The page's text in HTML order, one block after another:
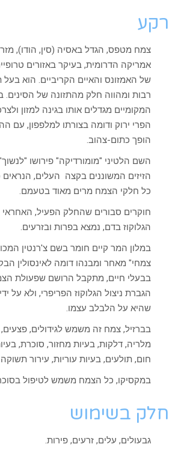
רקע
צמח מטפס, הגדל באסיה (סין, הודו),
אמריקה הדרומית, בעיקר באזורים
של האמזונס והאיים הקריביים. הוא בעל
רבות ומהווה חלק מהתזונה של הסינים.
המקומיים מגדלים אותו בגינה למזון
הפרי ירוק ודומה בצורתו למלפפון, עם
הופך כתום-צהוב.
השם הלטיני "מומורדיקה" פירושו
הזיזים המשוננים בקצה העלים, הנראים
כל חלקי הצמח מרים מאוד בטעמם.
חוקרים סבורים שהחלק הפעיל,
הגלוקוז בדם, נמצא בפרות ובזרעים.
במלון המר קיים חומר בשם צ'רנטין
צמחי" מאחר ומבנהו דומה לאינסולין
בבעלי חיים, מתקבל הרושם שפעולת
הגברת ניצול הגלוקוז הפריפרי, ולא על
שהיא על הלבלב עצמו.
בברזיל, צמח זה משמש לגידולים, פצעים,
מלריה, דלקות, בעיות מחזור, סוכרת,
חום, תולעים, בעיות עוריות, עירור תשוקה
במקסיקו, כל הצמח משמש לטיפול
חלק בשימוש
גבעולים, עלים, זרעים, פירות.